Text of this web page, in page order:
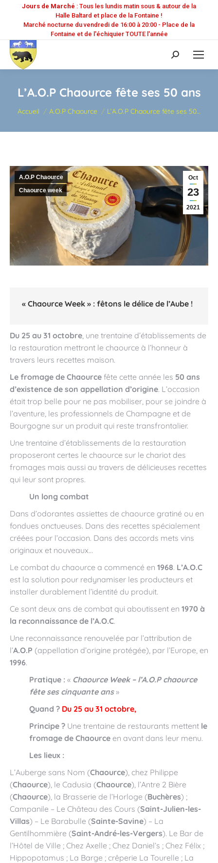
Jours de Marché : Tous les lundis matin sous & autour de la
Halle Baltard et place de la Fontaine !
Marché nocturne du vendredi de 16:00 à 20:00 - Place de la
Fontaine et de l'échiquier TOUTE l'année
Recherche
:
L’A.O.P Chaource fête ses 50 ans
Vous êtes ici :
Accueil A.O.P Chaource L’A.O.P Chaource fête ses 50…
Oct
23
2021
A.O.P Chaource
Chaource week
« Chaource Week » : fêtons le délice de l’Aube !
Du 25 au 31 octobre, une trentaine d’établissements de
la restauration mettront le chaource à l’honneur à
travers leurs recettes maison.
Le fromage de Chaource fête cette année les 50 ans
d’existence de son appellation d’origine. L’occasion
était trop belle pour ne pas mobiliser, pour se joindre à
l’aventure, les professionnels de Champagne et de
Bourgogne sur un produit qui reste transfrontalier.
Une trentaine d’établissements de la restauration
proposeront certes le chaource sur le chariot des
fromages mais aussi au travers de délicieuses recettes
qui leur sont propres.
Un long combat
Dans d’odorantes assiettes de chaource gratiné ou en
fondues onctueuses. Dans des recettes spécialement
créées pour l’occasion. Dans des accords mets vins
originaux et nouveaux…
Le combat du chaource a commencé en 1968. L’A.O.C
est la solution pour redynamiser les producteurs et
installer durablement l’identité du produit.
Ce sont deux ans de combat qui aboutissent en 1970 à
la reconnaissance de l’A.O.C.
Une reconnaissance renouvelée par l’attribution de
l’A.O.P (appellation d’origine protégée), par l’Europe, en
1996.
Pratique : « Chaource Week – l’A.O.P chaource
fête ses cinquante ans »
Quand ? Du 25 au 31 octobre,
Principe ? Une trentaine de restaurants mettent le
fromage de Chaource en avant dans leur menu.
Les lieux :
L’Auberge sans Nom (Chaource), chez Philippe
(Chaource), le Cadusia (Chaource), l’Antre 2 Bière
(Chaource), la Brasserie de l’Horloge (Buchères) ;
Campanile – Le Château des Cours (Saint-Julien-les-
Villas) – Le Barabulle (Sainte-Savine) – La
Gentilhommière (Saint-André-les-Vergers). Le Bar de
l’Hôtel de Ville ; Chez Axelle ; Chez Daniel’s ; Chez Félix ;
Hippopotamus ; La Barge ; crêperie La Tourelle ; La